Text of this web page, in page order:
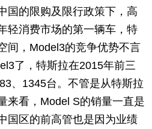
国的限购及限行政策下，高
轻消费市场的第一辆车，特
间，Model3的竞争优势不言
了，特斯拉在2015年前三
、1345台。不管是从特斯拉
来看，Model S的销量一直是
国区的前高管也是因为业绩